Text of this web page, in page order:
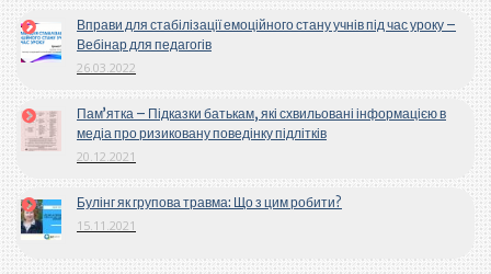
Вправи для стабілізації емоційного стану учнів під час уроку –
Вебінар для педагогів
26.03.2022
Пам’ятка – Підказки батькам, які схвильовані інформацією в
медіа про ризиковану поведінку підлітків
20.12.2021
Булінг як групова травма: Що з цим робити?
15.11.2021